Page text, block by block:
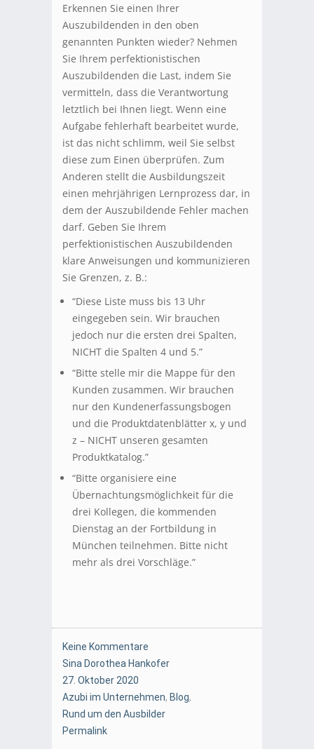
Erkennen Sie einen Ihrer
Auszubildenden in den oben
genannten Punkten wieder? Nehmen
Sie Ihrem perfektionistischen
Auszubildenden die Last, indem Sie
vermitteln, dass die Verantwortung
letztlich bei Ihnen liegt. Wenn eine
Aufgabe fehlerhaft bearbeitet wurde,
ist das nicht schlimm, weil Sie selbst
diese zum Einen überprüfen. Zum
Anderen stellt die Ausbildungszeit
einen mehrjährigen Lernprozess dar, in
dem der Auszubildende Fehler machen
darf. Geben Sie Ihrem
perfektionistischen Auszubildenden
klare Anweisungen und kommunizieren
Sie Grenzen, z. B.:
“Diese Liste muss bis 13 Uhr
eingegeben sein. Wir brauchen
jedoch nur die ersten drei Spalten,
NICHT die Spalten 4 und 5.”
“Bitte stelle mir die Mappe für den
Kunden zusammen. Wir brauchen
nur den Kundenerfassungsbogen
und die Produktdatenblätter x, y und
z – NICHT unseren gesamten
Produktkatalog.”
“Bitte organisiere eine
Übernachtungsmöglichkeit für die
drei Kollegen, die kommenden
Dienstag an der Fortbildung in
München teilnehmen. Bitte nicht
mehr als drei Vorschläge.”
Keine Kommentare
Sina Dorothea Hankofer
27. Oktober 2020
Azubi im Unternehmen, Blog,
Rund um den Ausbilder
Permalink